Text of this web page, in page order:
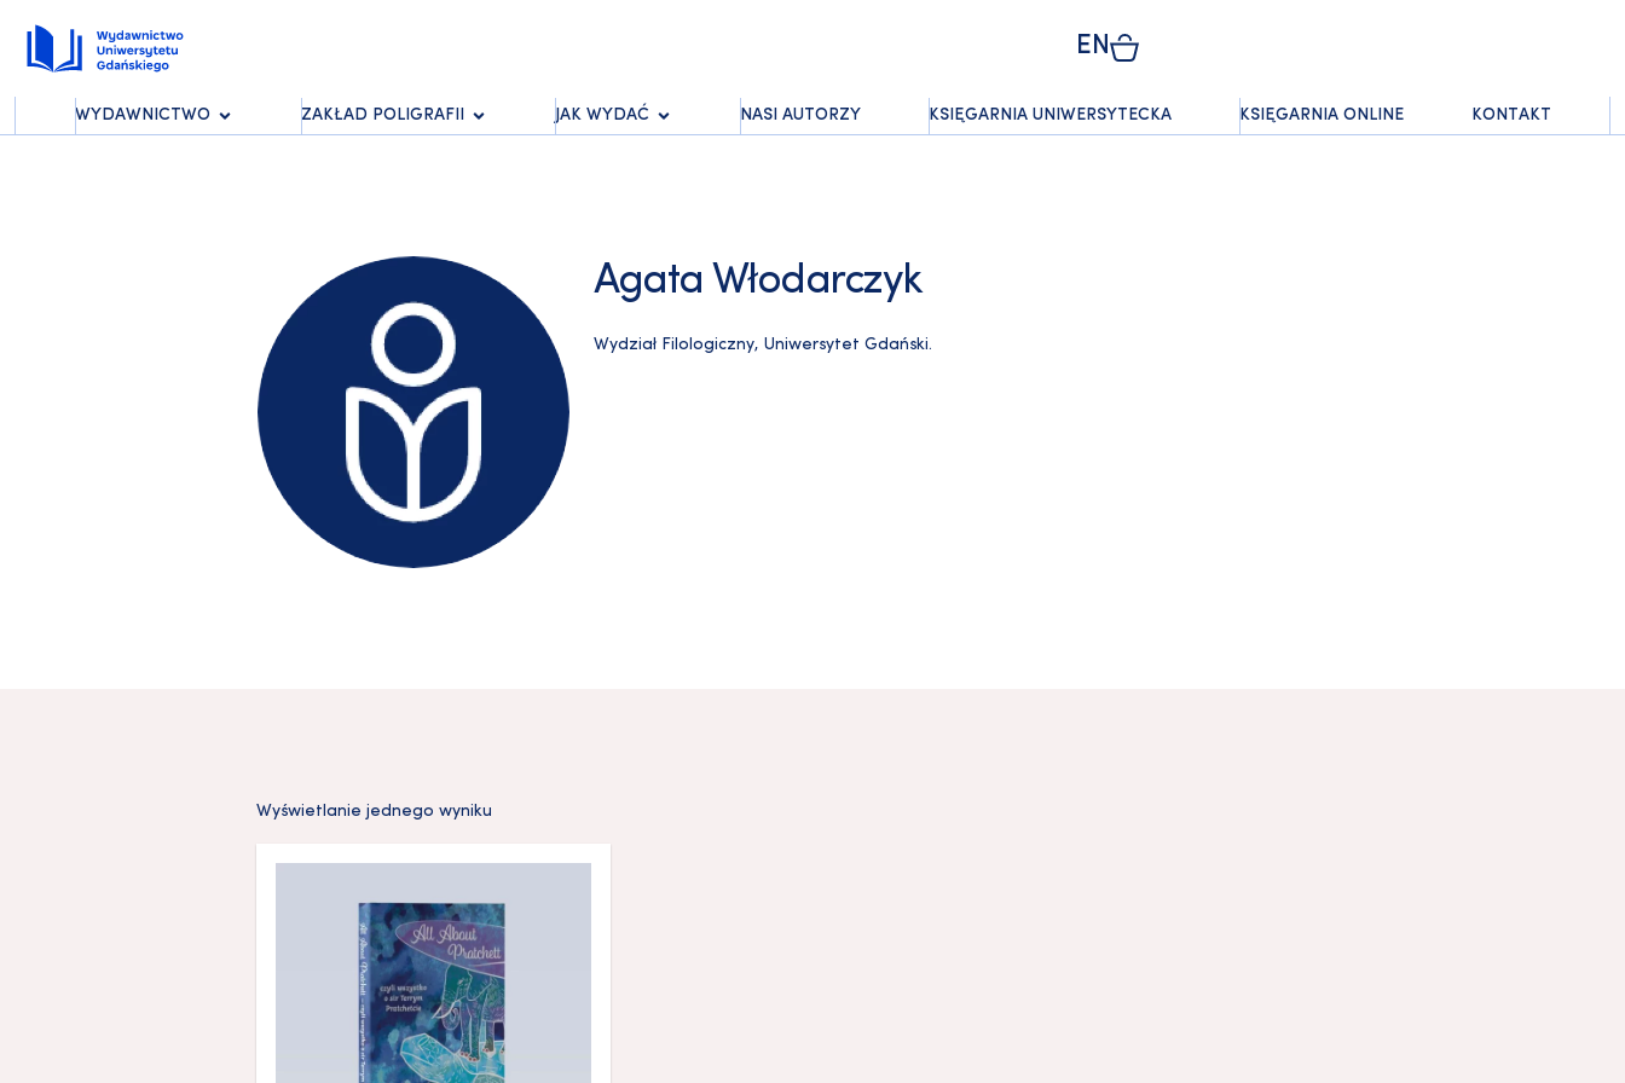
EN
WYDAWNICTWO ZAKŁAD POLIGRAFII JAK WYDAĆ NASI AUTORZY KSIĘGARNIA UNIWERSYTECKA KSIĘGARNIA ONLINE KONTAKT
Agata Włodarczyk
Wydział Filologiczny, Uniwersytet Gdański.
Wyświetlanie jednego wyniku